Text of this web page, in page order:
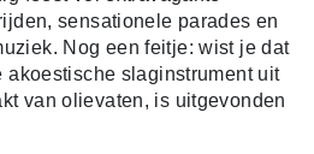
sensationele parades en
Nog een feitje: wist je dat
akoestische slaginstrument uit
van olievaten, is uitgevonden